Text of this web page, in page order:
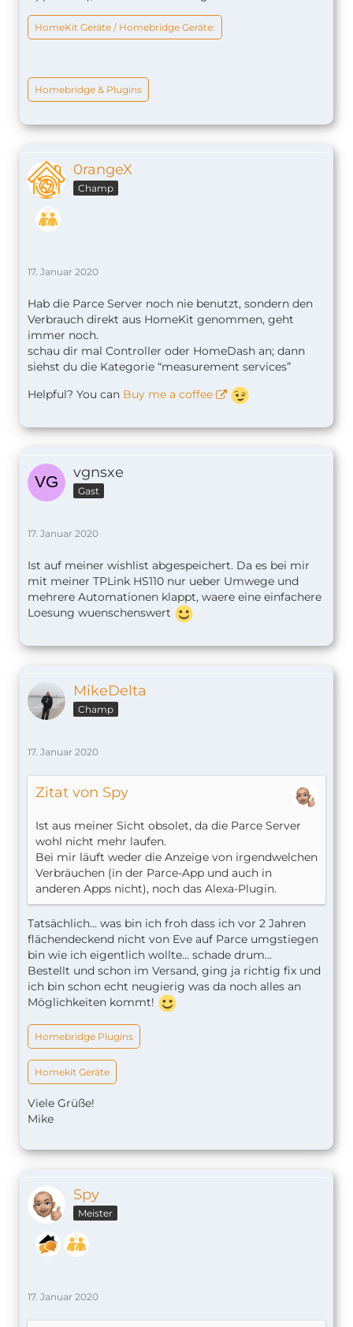
HomeKit Geräte / Homebridge Geräte:
Homebridge & Plugins
0rangeX
Champ
17. Januar 2020
Hab die Parce Server noch nie benutzt, sondern den
Verbrauch direkt aus HomeKit genommen, geht
immer noch.
schau dir mal Controller oder HomeDash an; dann
siehst du die Kategorie “measurement services”
Helpful? You can Buy me a coffee
vgnsxe
Gast
17. Januar 2020
Ist auf meiner wishlist abgespeichert. Da es bei mir
mit meiner TPLink HS110 nur ueber Umwege und
mehrere Automationen klappt, waere eine einfachere
Loesung wuenschenswert
MikeDelta
Champ
17. Januar 2020
Zitat von Spy
Ist aus meiner Sicht obsolet, da die Parce Server
wohl nicht mehr laufen.
Bei mir läuft weder die Anzeige von irgendwelchen
Verbräuchen (in der Parce-App und auch in
anderen Apps nicht), noch das Alexa-Plugin.
Tatsächlich... was bin ich froh dass ich vor 2 Jahren
flächendeckend nicht von Eve auf Parce umgstiegen
bin wie ich eigentlich wollte... schade drum...
Bestellt und schon im Versand, ging ja richtig fix und
ich bin schon echt neugierig was da noch alles an
Möglichkeiten kommt!
Homebridge Plugins
Homekit Geräte
Viele Grüße!
Mike
Spy
Meister
17. Januar 2020